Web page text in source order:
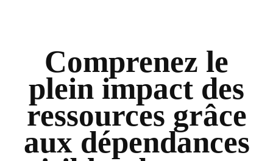
Comprenez le
plein impact des
ressources grâce
aux dépendances